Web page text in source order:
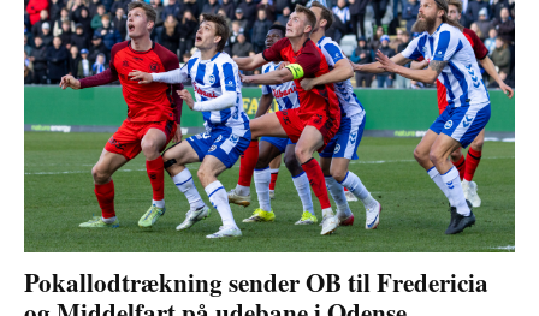
Pokallodtrækning sender OB til Fredericia